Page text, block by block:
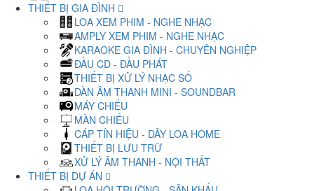
THIẾT BỊ GIA ĐÌNH
LOA XEM PHIM - NGHE NHẠC
AMPLY XEM PHIM - NGHE NHẠC
KARAOKE GIA ĐÌNH - CHUYÊN NGHIỆP
ĐẦU CD - ĐẦU PHÁT
THIẾT BỊ XỬ LÝ NHẠC SỐ
DÀN ÂM THANH MINI - SOUNDBAR
MÁY CHIẾU
MÀN CHIẾU
CÁP TÍN HIỆU - DÂY LOA HOME
THIẾT BỊ LƯU TRỮ
XỬ LÝ ÂM THANH - NỘI THẤT
THIẾT BỊ DỰ ÁN